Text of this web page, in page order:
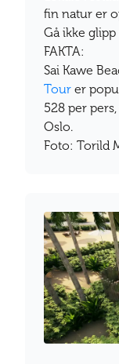
fin natur er
Gå ikke
FAKTA:
Sai Kawe
Tour er
528 per
Oslo.
Foto: Torild